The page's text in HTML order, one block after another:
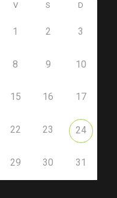
V S D
1 2 3
8 9 10
15 16 17
22 23 24
29 30 31